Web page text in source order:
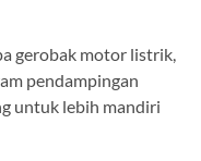
gerobak motor listrik,
pendampingan
untuk lebih mandiri